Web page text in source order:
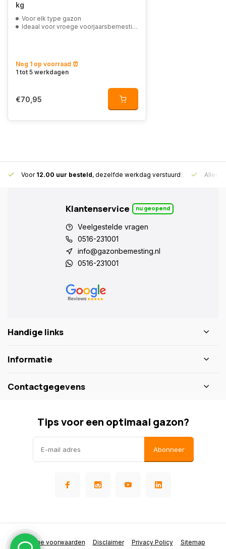
kg
Voor elk type gazon
Ideaal voor vroege voorjaarsbemesting
Nog 1 op voorraad ⏰
1 tot 5 werkdagen
€70,95
Voor 12.00 uur besteld, dezelfde werkdag verstuurd Alleen
Klantenservice nu geopend
Veelgestelde vragen
0516-231001
info@gazonbemesting.nl
0516-231001
Handige links
Informatie
Contactgegevens
Tips voor een optimaal gazon?
Abonneer
Algemene voorwaarden Disclaimer Privacy Policy Sitemap